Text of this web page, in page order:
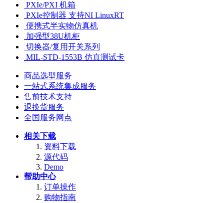
PXIe/PXI 机箱
PXIe控制器 支持NI LinuxRT
便携式半实物仿真机
加强型38U机柜
切换器/复用开关系列
MIL-STD-1553B 仿真测试卡
商品选型服务
一站式系统集成服务
售前技术支持
退换货服务
全国服务网点
相关下载
资料下载
源代码
Demo
帮助中心
订单操作
购物指南